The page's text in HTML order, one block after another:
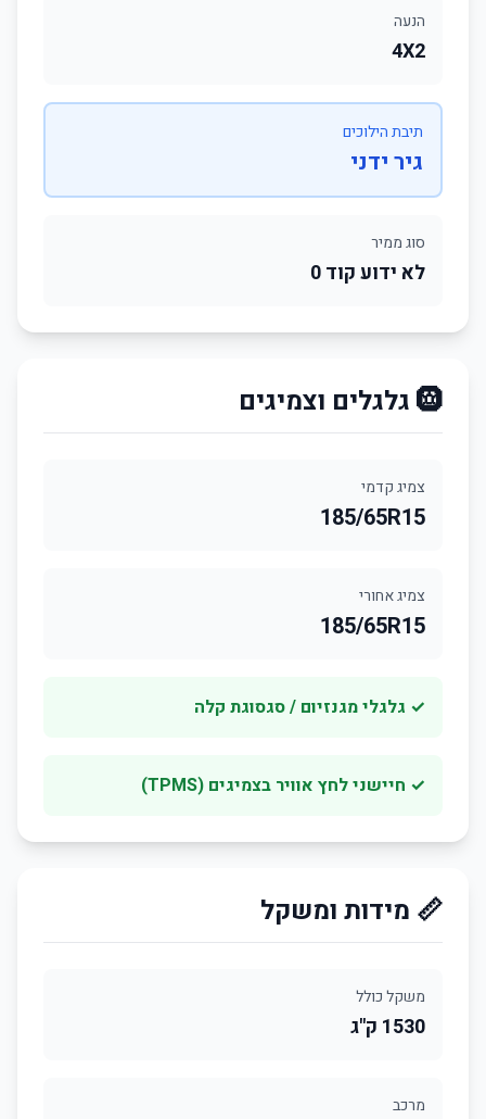
הנעה
4X2
תיבת הילוכים
גיר ידני
סוג ממיר
לא ידוע קוד 0
🛞 גלגלים וצמיגים
צמיג קדמי
185/65R15
צמיג אחורי
185/65R15
✓ גלגלי מגנזיום / סגסוגת קלה
✓ חיישני לחץ אוויר בצמיגים (TPMS)
📏 מידות ומשקל
משקל כולל
1530 ק"ג
מרכב